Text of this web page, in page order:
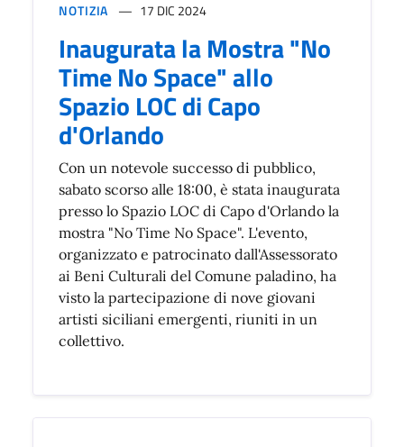
NOTIZIA 17 DIC 2024
Inaugurata la Mostra "No
Time No Space" allo
Spazio LOC di Capo
d'Orlando
Con un notevole successo di pubblico,
sabato scorso alle 18:00, è stata inaugurata
presso lo Spazio LOC di Capo d'Orlando la
mostra "No Time No Space". L'evento,
organizzato e patrocinato dall'Assessorato
ai Beni Culturali del Comune paladino, ha
visto la partecipazione di nove giovani
artisti siciliani emergenti, riuniti in un
collettivo.